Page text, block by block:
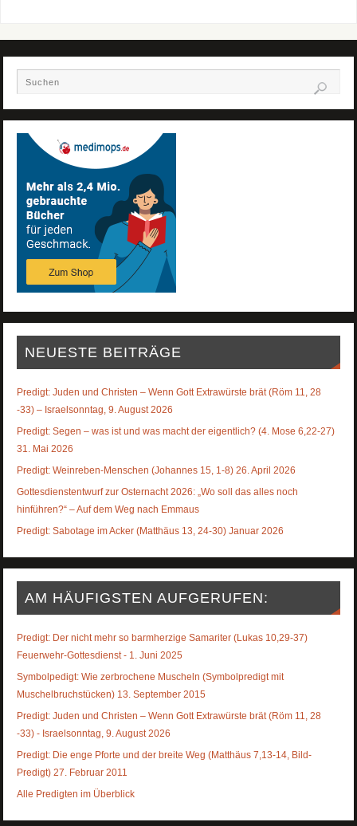
NEUESTE BEITRÄGE
Predigt: Juden und Christen – Wenn Gott Extrawürste brät (Röm 11, 28
-33) – Israelsonntag, 9. August 2026
Predigt: Segen – was ist und was macht der eigentlich? (4. Mose 6,22-27)
31. Mai 2026
Predigt: Weinreben-Menschen (Johannes 15, 1-8) 26. April 2026
Gottesdienstentwurf zur Osternacht 2026: „Wo soll das alles noch
hinführen?“ – Auf dem Weg nach Emmaus
Predigt: Sabotage im Acker (Matthäus 13, 24-30) Januar 2026
AM HÄUFIGSTEN AUFGERUFEN:
Predigt: Der nicht mehr so barmherzige Samariter (Lukas 10,29-37)
Feuerwehr-Gottesdienst - 1. Juni 2025
Symbolpedigt: Wie zerbrochene Muscheln (Symbolpredigt mit
Muschelbruchstücken) 13. September 2015
Predigt: Juden und Christen – Wenn Gott Extrawürste brät (Röm 11, 28
-33) - Israelsonntag, 9. August 2026
Predigt: Die enge Pforte und der breite Weg (Matthäus 7,13-14, Bild-
Predigt) 27. Februar 2011
Alle Predigten im Überblick